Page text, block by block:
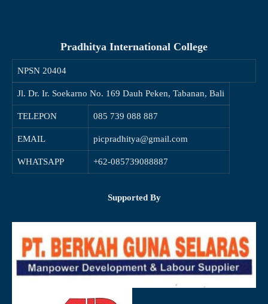
Pradhitya International College
NPSN 20404
Jl. Dr. Ir. Soekarno No. 169 Dauh Peken, Tabanan, Bali
TELEPON 085 739 088 887
EMAIL picpradhitya@gmail.com
WHATSAPP +62-085739088887
Supported By